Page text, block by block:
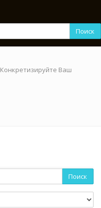
Поиск
Конкретизируйте Ваш
Поиск